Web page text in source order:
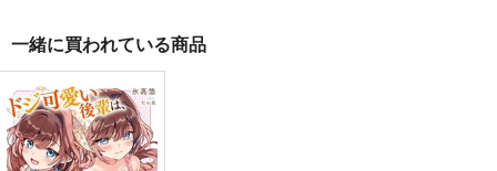
作品詳細
そぞろ雨 君、想う。
（下巻）
20式
一緒に買われている商品